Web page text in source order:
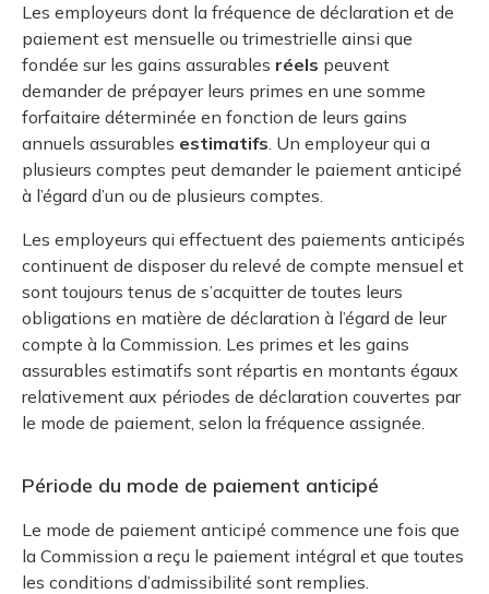
Les employeurs dont la fréquence de déclaration et de
paiement est mensuelle ou trimestrielle ainsi que
fondée sur les gains assurables réels peuvent
demander de prépayer leurs primes en une somme
forfaitaire déterminée en fonction de leurs gains
annuels assurables estimatifs. Un employeur qui a
plusieurs comptes peut demander le paiement anticipé
à l’égard d’un ou de plusieurs comptes.
Les employeurs qui effectuent des paiements anticipés
continuent de disposer du relevé de compte mensuel et
sont toujours tenus de s’acquitter de toutes leurs
obligations en matière de déclaration à l’égard de leur
compte à la Commission. Les primes et les gains
assurables estimatifs sont répartis en montants égaux
relativement aux périodes de déclaration couvertes par
le mode de paiement, selon la fréquence assignée.
Période du mode de paiement anticipé
Le mode de paiement anticipé commence une fois que
la Commission a reçu le paiement intégral et que toutes
les conditions d’admissibilité sont remplies.